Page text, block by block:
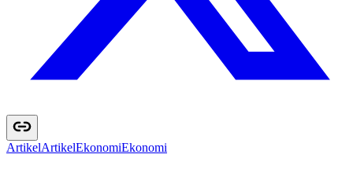
ArtikelArtikelEkonomiEkonomi